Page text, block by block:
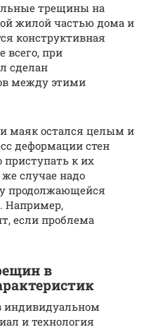
трещины на
жилой частью дома и
конструктивная
всего, при
сделан
между этими
маяк остался целым и
деформации стен
к их
случае надо
продолжающейся
Например,
если проблема
в
индивидуальном
и технология